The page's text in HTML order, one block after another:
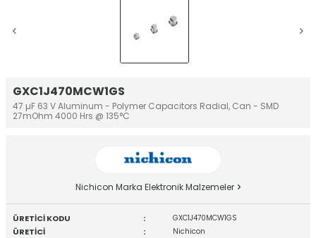
GXC1J470MCW1GS
47 µF 63 V Aluminum - Polymer Capacitors Radial, Can - SMD
27mOhm 4000 Hrs @ 135°C
Nichicon Marka Elektronik Malzemeler
ÜRETİCİ KODU : GXC1J470MCW1GS
ÜRETİCİ : Nichicon